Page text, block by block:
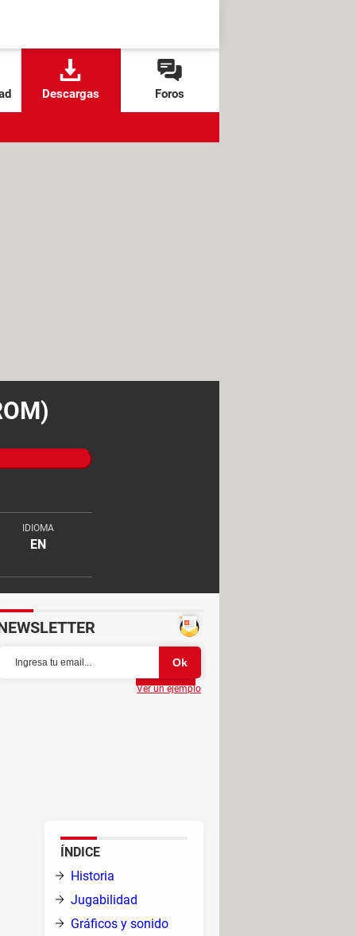
Descargas Foros
IDIOMA
EN
Partager
Super Mario, y para la SNES
no es de extrañar que a
de sus 9 mundos y
ÍNDICE
Historia
Jugabilidad
Gráficos y sonido
Ver un ejemplo